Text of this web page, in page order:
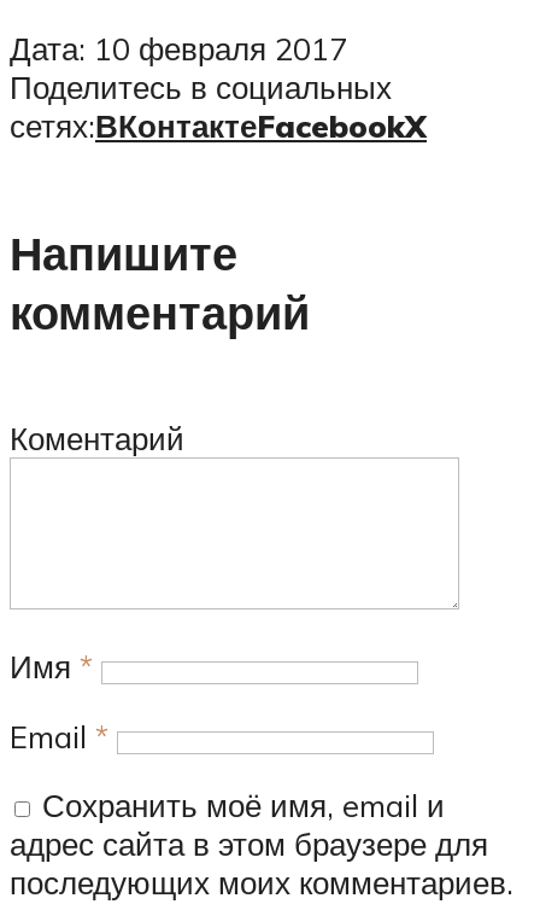
Дата: 10 февраля 2017
Поделитесь в социальных
сетях:ВКонтактеFacebookX
Напишите
комментарий
Коментарий
Имя *
Email *
Сохранить моё имя, email и
адрес сайта в этом браузере для
последующих моих комментариев.